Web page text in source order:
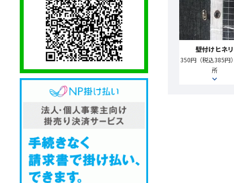
壁付けヒネリ
350円（税込385円
所